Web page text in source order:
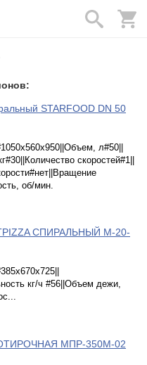
STARFOOD DN 50
л#50||
скоростей#1||
об/мин.
СПИРАЛЬНЫЙ M-20-
кг/ч #56||Объем дежи,
МПР-350М-02